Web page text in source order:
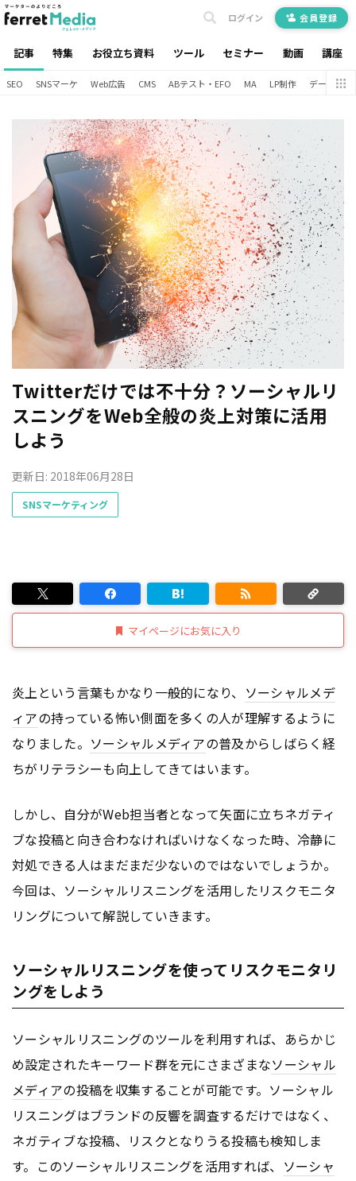
記事 特集 お役立ち資料 ツール セミナー 動画 講座
ログイン 会員登録
SEO SNSマーケ Web広告 CMS ABテスト・EFO MA LP制作 データ分析
Twitterだけでは不十分？ソーシャルリ
スニングをWeb全般の炎上対策に活用
しよう
更新日: 2018年06月28日
SNSマーケティング
マイページにお気に入り
炎上という言葉もかなり一般的になり、 ソーシャルメデ
ィアの持っている怖い側面を多くの人が理解するように
なりました。 ソーシャルメディアの普及からしばらく経
ちがリテラシーも向上してきてはいます。
しかし、自分がWeb担当者となって矢面に立ちネガティ
ブな投稿と向き合わなければいけなくなった時、冷静に
対処できる人はまだまだ少ないのではないでしょうか。
今回は、ソーシャルリスニングを活用したリスクモニタ
リングについて解説していきます。
ソーシャルリスニングを使ってリスクモニタリ
ングをしよう
ソーシャルリスニングのツールを利用すれば、あらかじ
め設定されたキーワード群を元にさまざまなソーシャル
メディアの投稿を収集することが可能です。ソーシャル
リスニングはブランドの反響を調査するだけではなく、
ネガティブな投稿、リスクとなりうる投稿も検知しま
す。このソーシャルリスニングを活用すれば、 ソーシャ